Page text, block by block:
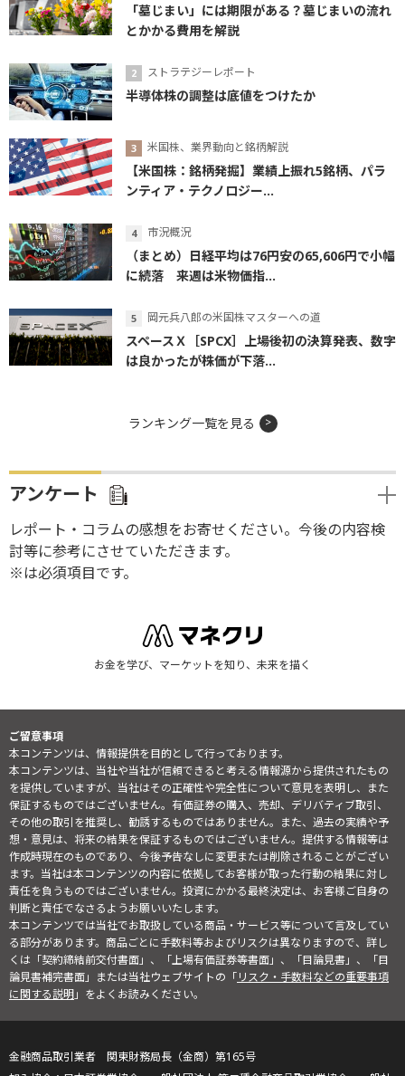
「墓じまい」には期限がある？墓じまいの流れ
とかかる費用を解説
ストラテジーレポート
半導体株の調整は底値をつけたか
米国株、業界動向と銘柄解説
【米国株：銘柄発掘】業績上振れ5銘柄、パラ
ンティア・テクノロジー...
市況概況
（まとめ）日経平均は76円安の65,606円で小幅
に続落 来週は米物価指...
岡元兵八郎の米国株マスターへの道
スペースＸ［SPCX］上場後初の決算発表、数字
は良かったが株価が下落...
ランキング一覧を見る
アンケート
レポート・コラムの感想をお寄せください。今後の内容検
討等に参考にさせていただきます。
※は必須項目です。
お金を学び、マーケットを知り、未来を描く
ご留意事項
本コンテンツは、情報提供を目的として行っております。
本コンテンツは、当社や当社が信頼できると考える情報源から提供されたもの
を提供していますが、当社はその正確性や完全性について意見を表明し、また
保証するものではございません。有価証券の購入、売却、デリバティブ取引、
その他の取引を推奨し、勧誘するものではありません。また、過去の実績や予
想・意見は、将来の結果を保証するものではございません。提供する情報等は
作成時現在のものであり、今後予告なしに変更または削除されることがござい
ます。当社は本コンテンツの内容に依拠してお客様が取った行動の結果に対し
責任を負うものではございません。投資にかかる最終決定は、お客様ご自身の
判断と責任でなさるようお願いいたします。
本コンテンツでは当社でお取扱している商品・サービス等について言及してい
る部分があります。商品ごとに手数料等およびリスクは異なりますので、詳し
くは「契約締結前交付書面」、「上場有価証券等書面」、「目論見書」、「目
論見書補完書面」または当社ウェブサイトの「リスク・手数料などの重要事項
に関する説明」をよくお読みください。
金融商品取引業者 関東財務局長（金商）第165号